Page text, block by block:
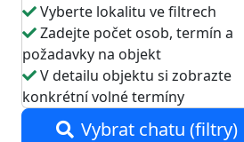
Vyberte lokalitu ve filtrech
Zadejte počet osob, termín a
požadavky na objekt
V detailu objektu si zobrazte
konkrétní volné termíny
Vybrat chatu (filtry)